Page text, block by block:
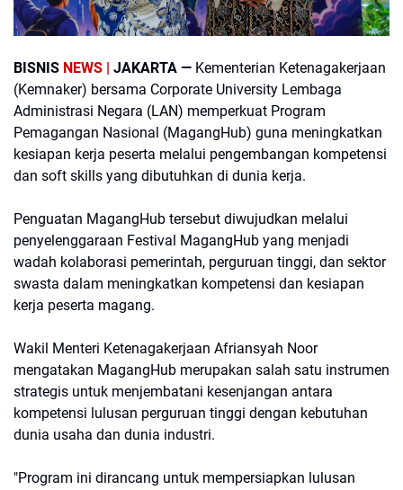
BISNIS NEWS | JAKARTA — Kementerian Ketenagakerjaan
(Kemnaker) bersama Corporate University Lembaga
Administrasi Negara (LAN) memperkuat Program
Pemagangan Nasional (MagangHub) guna meningkatkan
kesiapan kerja peserta melalui pengembangan kompetensi
dan soft skills yang dibutuhkan di dunia kerja.
Penguatan MagangHub tersebut diwujudkan melalui
penyelenggaraan Festival MagangHub yang menjadi
wadah kolaborasi pemerintah, perguruan tinggi, dan sektor
swasta dalam meningkatkan kompetensi dan kesiapan
kerja peserta magang.
Wakil Menteri Ketenagakerjaan Afriansyah Noor
mengatakan MagangHub merupakan salah satu instrumen
strategis untuk menjembatani kesenjangan antara
kompetensi lulusan perguruan tinggi dengan kebutuhan
dunia usaha dan dunia industri.
"Program ini dirancang untuk mempersiapkan lulusan